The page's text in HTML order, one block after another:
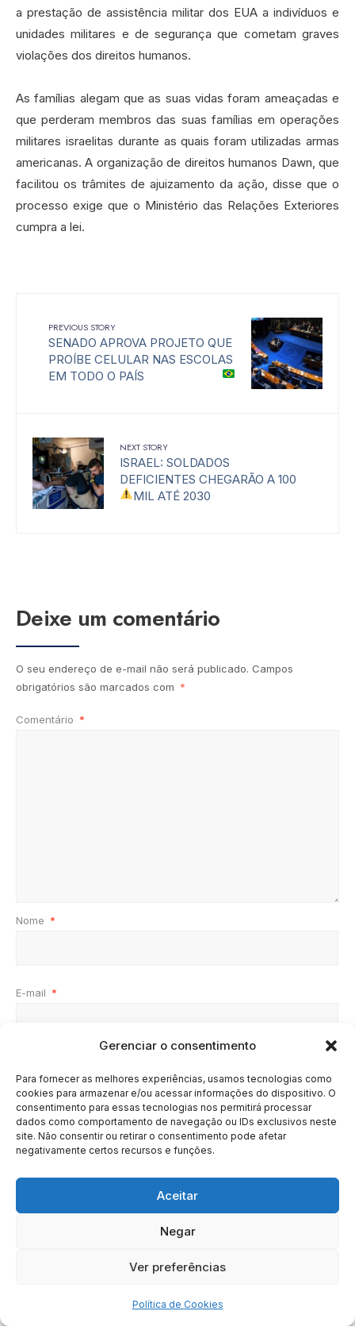
Gerenciar o consentimento
Para fornecer as melhores experiências, usamos tecnologias como
cookies para armazenar e/ou acessar informações do dispositivo. O
consentimento para essas tecnologias nos permitirá processar
dados como comportamento de navegação ou IDs exclusivos neste
site. Não consentir ou retirar o consentimento pode afetar
negativamente certos recursos e funções.
Aceitar
Negar
Ver preferências
Política de Cookies
a prestação de assistência militar dos EUA a indivíduos e
unidades militares e de segurança que cometam graves
violações dos direitos humanos.
As famílias alegam que as suas vidas foram ameaçadas e
que perderam membros das suas famílias em operações
militares israelitas durante as quais foram utilizadas armas
americanas. A organização de direitos humanos Dawn, que
facilitou os trâmites de ajuizamento da ação, disse que o
processo exige que o Ministério das Relações Exteriores
cumpra a lei.
PREVIOUS STORY
SENADO APROVA PROJETO QUE
PROÍBE CELULAR NAS ESCOLAS
EM TODO O PAÍS
NEXT STORY
ISRAEL: SOLDADOS
DEFICIENTES CHEGARÃO A 100
MIL ATÉ 2030
Deixe um comentário
O seu endereço de e-mail não será publicado. Campos
obrigatórios são marcados com *
Comentário *
Nome *
E-mail *
SOBRE BRASIL
Copyright © 2020 - 2023 | Arresala Noticias™